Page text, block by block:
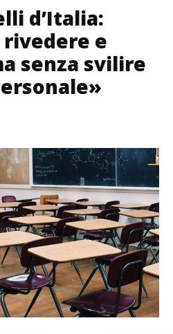
d’Italia:
rivedere e
senza svilire